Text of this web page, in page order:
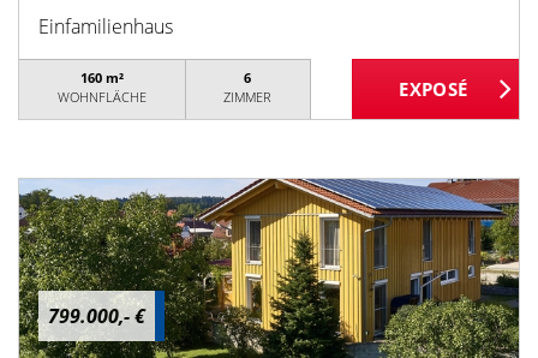
Einfamilienhaus
160 m²
WOHNFLÄCHE
6
ZIMMER
799.000,- €